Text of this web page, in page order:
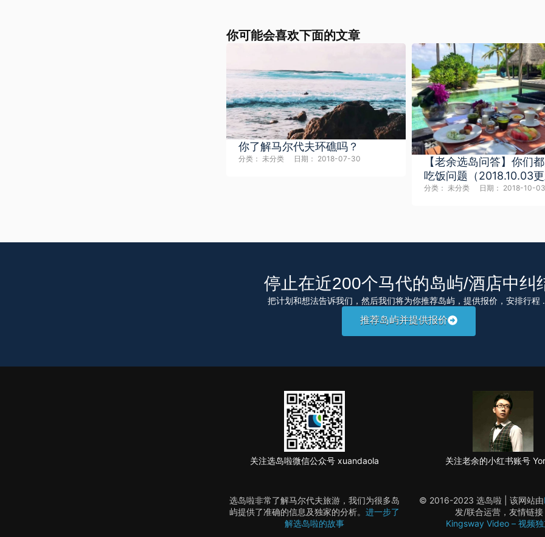
你可能会喜欢下面的文章
你了解马尔代夫环礁吗？
分类： 未分类 日期： 2018-07-30
【老余选岛问答】你们
吃饭问题（2018.10.03更
分类： 未分类 日期： 2018-10-03
停止在近200个马代的岛屿/酒店中纠
把计划和想法告诉我们，然后我们将为你推荐岛屿，提供报价，安排行程
推荐岛屿并提供报价
关注选岛啦微信公众号 xuandaola 关注老余的小红书账号
选岛啦非常了解马尔代夫旅游，我们为很多岛
屿提供了准确的信息及独家的分析。 进一步了
解选岛啦的故事
© 2016-2023 选岛啦 | 该网站由
发/联合运营，友情链接
Kingsway Video – 视频